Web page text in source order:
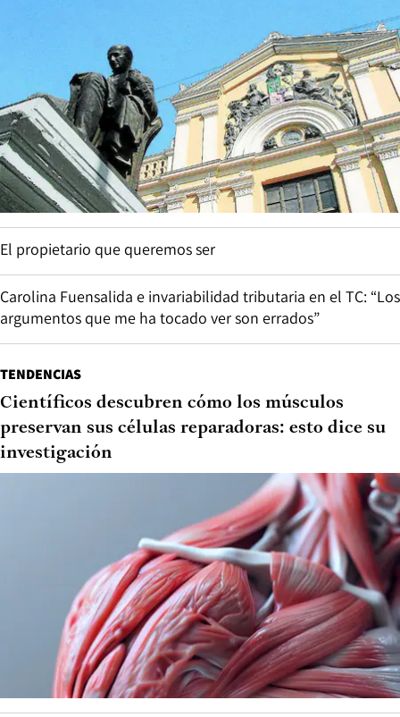
El propietario que queremos ser
Carolina Fuensalida e invariabilidad tributaria en el TC: “Los
argumentos que me ha tocado ver son errados”
TENDENCIAS
Científicos descubren cómo los músculos
preservan sus células reparadoras: esto dice su
investigación